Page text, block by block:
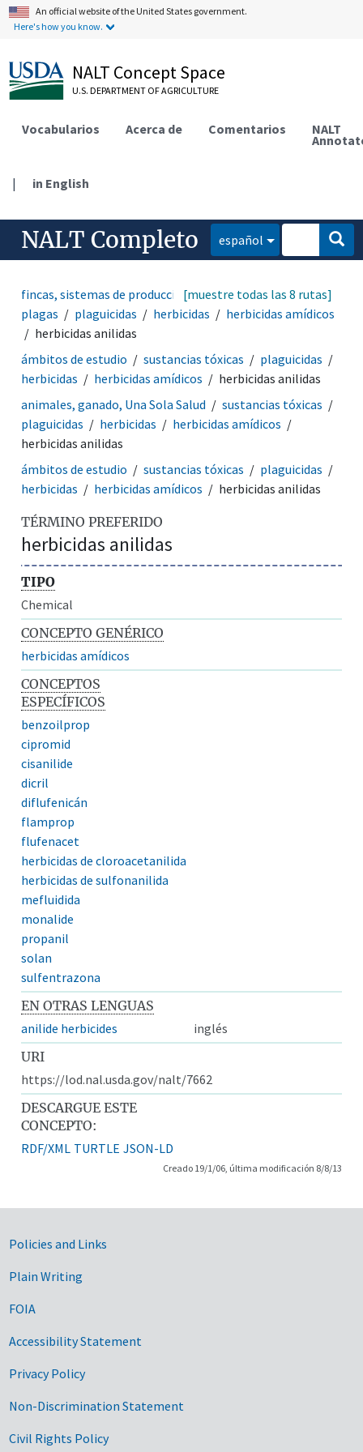
An official website of the United States government.
Here's how you know.
NALT Concept Space
U.S. DEPARTMENT OF AGRICULTURE
Vocabularios Acerca de Comentarios NALT
| in English
NALT Completo español
fincas, sistemas de producción agrícola
manejo de
plagas
plaguicidas herbicidas
herbicidas amídicos
herbicidas anilidas
[muestre todas las 8 rutas]
ámbitos de estudio sustancias tóxicas
plaguicidas
herbicidas
herbicidas amídicos
herbicidas anilidas
animales, ganado, Una Sola Salud
sustancias tóxicas
plaguicidas
herbicidas
herbicidas amídicos
herbicidas anilidas
ámbitos de estudio
sustancias tóxicas
plaguicidas
herbicidas
herbicidas amídicos herbicidas anilidas
TÉRMINO PREFERIDO
herbicidas anilidas
TIPO
Chemical
CONCEPTO GENÉRICO
herbicidas amídicos
CONCEPTOS
ESPECÍFICOS
benzoilprop
cipromid
cisanilide
dicril
diflufenicán
flamprop
flufenacet
herbicidas de cloroacetanilida
herbicidas de sulfonanilida
mefluidida
monalide
propanil
solan
sulfentrazona
EN OTRAS LENGUAS
anilide herbicides
inglés
URI
https://lod.nal.usda.gov/nalt/7662
DESCARGUE ESTE
CONCEPTO:
RDF/XML TURTLE JSON-LD
Creado 19/1/06, última modificación 8/8/13
Government Links
Policies and Links
Plain Writing
FOIA
Accessibility Statement
Privacy Policy
Non-Discrimination Statement
Civil Rights Policy